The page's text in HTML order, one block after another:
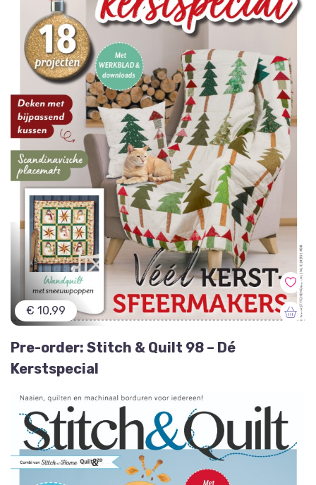
€ 10,99
Pre-order: Stitch & Quilt 98 – Dé
Kerstspecial